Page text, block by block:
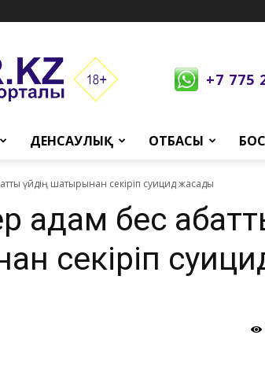
+7 775
ДЕНСАУЛЫҚ ОТБАСЫ
үйдің шатырынан секіріп суицид жасады
адам бес
секіріп